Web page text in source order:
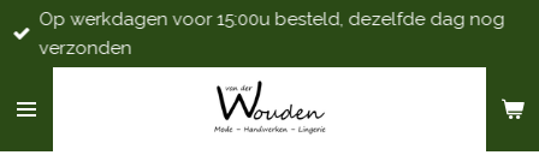
Ga
direct
de
Op werkdagen voor 15:00u besteld, dezelfde dag nog
verzonden